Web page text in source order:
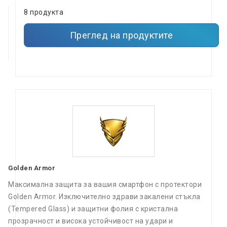
8 продукта
Преглед на продуктите
Golden Armor
Максимална защита за вашия смартфон с протектори
Golden Armor. Изключително здрави закалени стъкла
(Tempered Glass) и защитни фолия с кристална
прозрачност и висока устойчивост на удари и